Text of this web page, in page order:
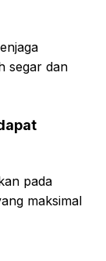
segar dan
pada
maksimal